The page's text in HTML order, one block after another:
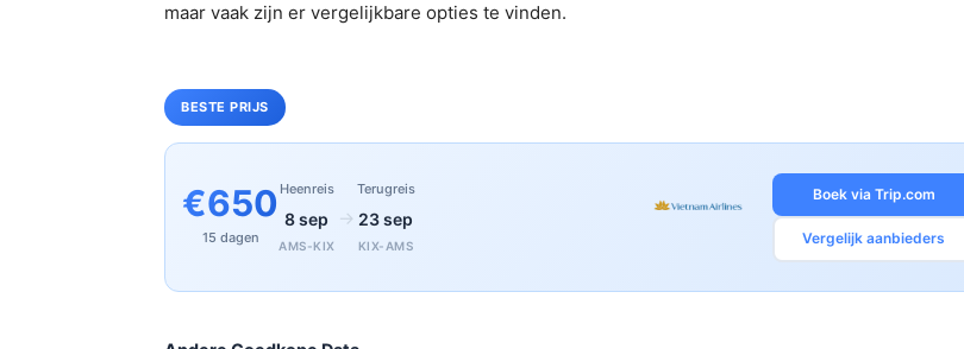
maar vaak zijn er vergelijkbare opties te vinden.
BESTE PRIJS
€650
15 dagen
Heenreis
8 sep
AMS-KIX
→
Terugreis
23 sep
KIX-AMS
Boek via Trip.com
Vergelijk aanbieders